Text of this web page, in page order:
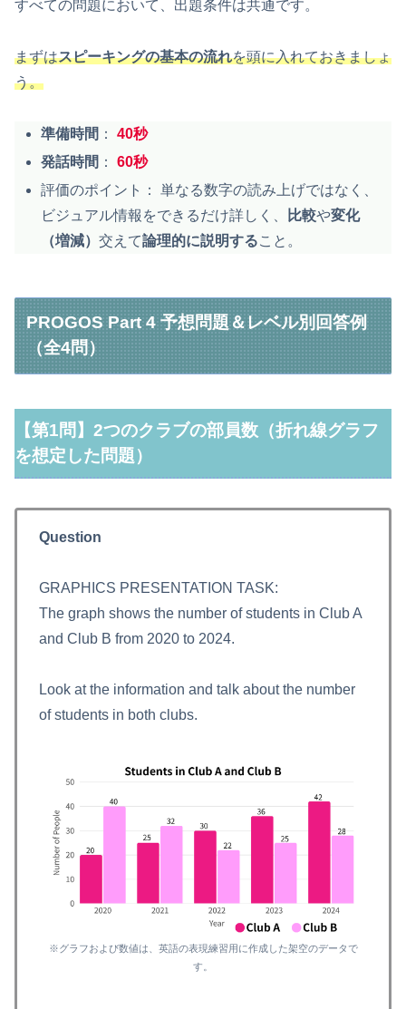
すべての問題において、出題条件は共通です。
まずはスピーキングの基本の流れを頭に入れておきましょ
う。
準備時間 ：40秒
発話時間 ：
60秒
評価のポイント： 単なる数字の読み上げではなく、
ビジュアル情報をできるだけ詳しく、
比較や変化
（増減）交えて論理的に説明すること。
PROGOS Part 4 予想問題＆レベル別回答例
（全4問）
【第1問】2つのクラブの部員数（折れ線グラフ
を想定した問題）
Question
GRAPHICS PRESENTATION TASK:
The graph shows the number of students in Club A
and Club B from 2020 to 2024.
Look at the information and talk about the number
of students in both clubs.
※グラフおよび数値は、英語の表現練習用に作成した架空のデータで
す。